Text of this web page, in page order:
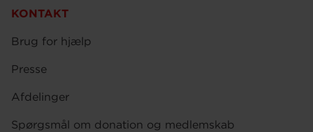
KONTAKT
Brug for hjælp
Presse
Afdelinger
Spørgsmål om donation og medlemskab